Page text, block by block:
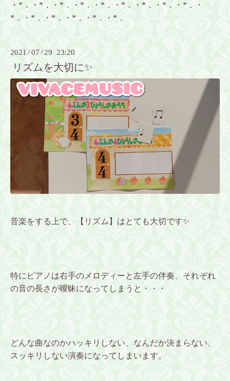
・*．・*．・*．・*．・*．・*．・*．・*．・*．・
*．・*．・*．・*．・*．・*．
2021 /07 / 29 23:20
リズムを大切に✨
音楽をする上で、【リズム】はとても大切です✨
特にピアノは右手のメロディーと左手の伴奏、それぞれ
の音の長さが曖昧になってしまうと・・・
どんな曲なのかハッキリしない、なんだか決まらない、
スッキリしない演奏になってしまいます。